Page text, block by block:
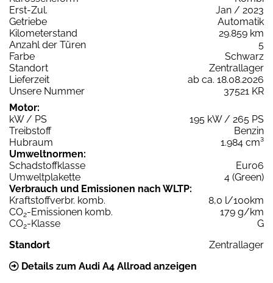
Erst-Zul.
Jan / 2023
Getriebe
Automatik
Kilometerstand
29.859 km
Anzahl der Türen
5
Farbe
Schwarz
Standort
Zentrallager
Lieferzeit
ab ca. 18.08.2026
Unsere Nummer
37521 KR
Motor:
kW / PS
195 kW / 265 PS
Treibstoff
Benzin
Hubraum
1.984 cm³
Umweltnormen:
Schadstoffklasse
Euro6
Umweltplakette
4 (Green)
Verbrauch und Emissionen nach WLTP:
Kraftstoffverbr. komb.
8,0 l/100km
CO2-Emissionen komb.
179 g/km
CO2-Klasse
G
Standort
Zentrallager
Details zum Audi A4 Allroad anzeigen